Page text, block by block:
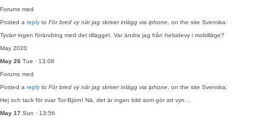
Forums med
Posted a reply to För bred vy när jag skriver inlägg via iphone , on the site Svenska:
Tyvärr ingen förändring med det tillägget. Var ändra jag från helsidevy i mobilläge?
May 2020
May 26 Tue · 13:08
Forums med
Posted a reply to För bred vy när jag skriver inlägg via iphone , on the site Svenska:
Hej och tack för svar Tor-Björn! Nä, det är ingen bild som gör att vyn…
May 17 Sun · 13:56